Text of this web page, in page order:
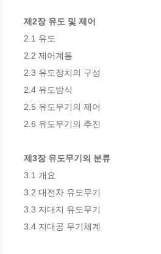
제2장 유도 및 제어
2.1 유도
2.2 제어계통
2.3 유도장치의 구성
2.4 유도방식
2.5 유도무기의 제어
2.6 유도무기의 추진
제3장 유도무기의 분류
3.1 개요
3.2 대전차 유도무기
3.3 지대지 유도무기
3.4 지대공 무기체계